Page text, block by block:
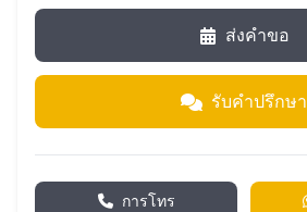
ส่งคำขอ
รับคำปรึกษา
การโทร